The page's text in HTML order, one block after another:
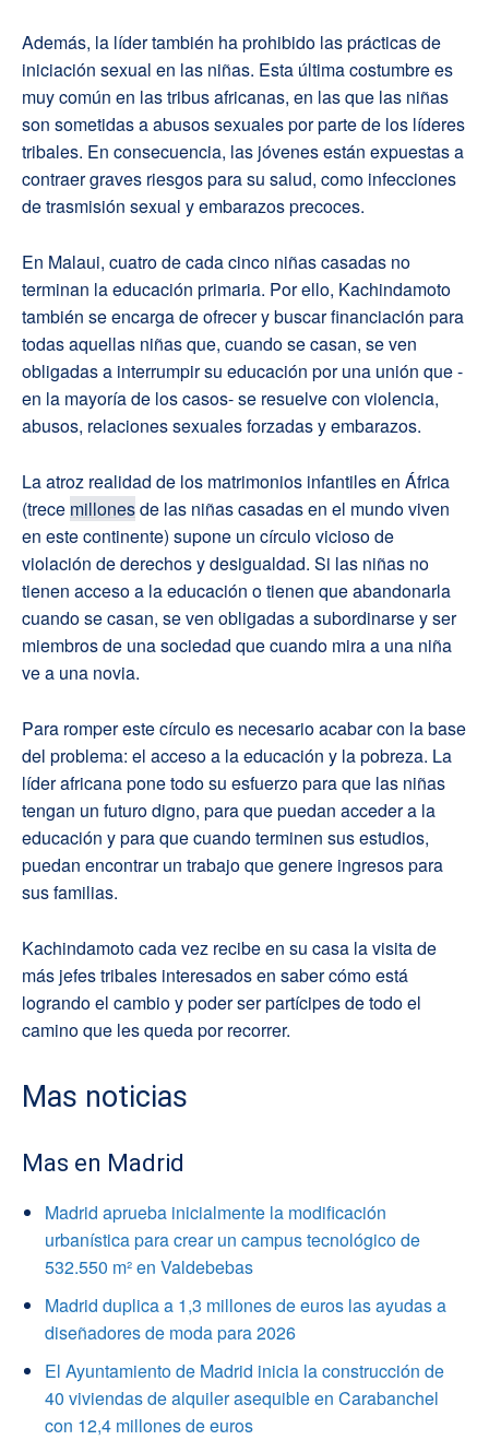
Además, la líder también ha prohibido las prácticas de
iniciación sexual en las niñas. Esta última costumbre es
muy común en las tribus africanas, en las que las niñas
son sometidas a abusos sexuales por parte de los líderes
tribales. En consecuencia, las jóvenes están expuestas a
contraer graves riesgos para su salud, como infecciones
de trasmisión sexual y embarazos precoces.
En Malaui, cuatro de cada cinco niñas casadas no
terminan la educación primaria. Por ello, Kachindamoto
también se encarga de ofrecer y buscar financiación para
todas aquellas niñas que, cuando se casan, se ven
obligadas a interrumpir su educación por una unión que -
en la mayoría de los casos- se resuelve con violencia,
abusos, relaciones sexuales forzadas y embarazos.
La atroz realidad de los matrimonios infantiles en África
(trece millonesde las niñas casadas en el mundo viven
en este continente) supone un círculo vicioso de
violación de derechos y desigualdad. Si las niñas no
tienen acceso a la educación o tienen que abandonarla
cuando se casan, se ven obligadas a subordinarse y ser
miembros de una sociedad que cuando mira a una niña
ve a una novia.
Para romper este círculo es necesario acabar con la base
del problema: el acceso a la educación y la pobreza. La
líder africana pone todo su esfuerzo para que las niñas
tengan un futuro digno, para que puedan acceder a la
educación y para que cuando terminen sus estudios,
puedan encontrar un trabajo que genere ingresos para
sus familias.
Kachindamoto cada vez recibe en su casa la visita de
más jefes tribales interesados en saber cómo está
logrando el cambio y poder ser partícipes de todo el
camino que les queda por recorrer.
Mas noticias
Mas en Madrid
Madrid aprueba inicialmente la modificación
urbanística para crear un campus tecnológico de
532.550 m² en Valdebebas
Madrid duplica a 1,3 millones de euros las ayudas a
diseñadores de moda para 2026
El Ayuntamiento de Madrid inicia la construcción de
40 viviendas de alquiler asequible en Carabanchel
con 12,4 millones de euros